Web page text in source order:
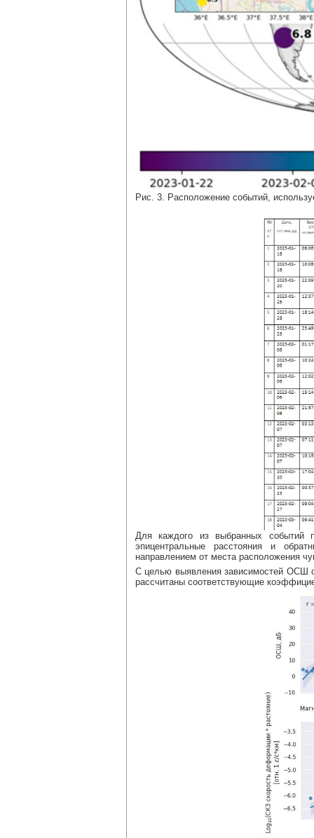
Рис. 3. Расположение событий,
Для каждого из выбранных событий
эпицентральные расстояния и
направлением от места расположения
С целью выявления зависимостей ОСШ
рассчитаны соответствующие